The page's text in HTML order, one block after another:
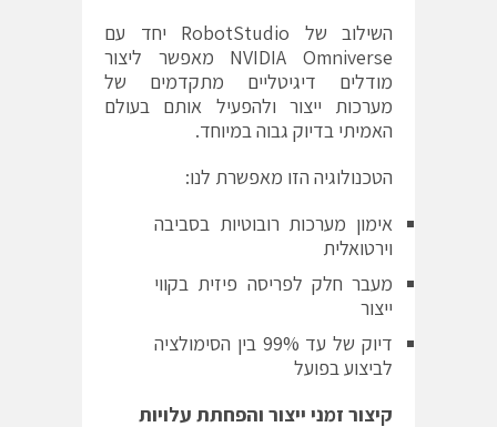
השילוב של RobotStudio יחד עם
NVIDIA Omniverse מאפשר ליצור
מודלים דיגיטליים מתקדמים של
מערכות ייצור ולהפעיל אותם בעולם
האמיתי בדיוק גבוה במיוחד.
הטכנולוגיה הזו מאפשרת לנו:
אימון מערכות רובוטיות בסביבה
וירטואלית
מעבר חלק לפריסה פיזית בקווי
ייצור
דיוק של עד 99% בין הסימולציה
לביצוע בפועל
קיצור זמני ייצור והפחתת עלויות